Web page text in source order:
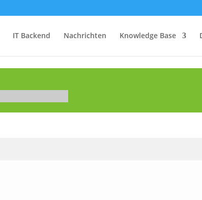
IT Backend Nachrichten Knowledge Base